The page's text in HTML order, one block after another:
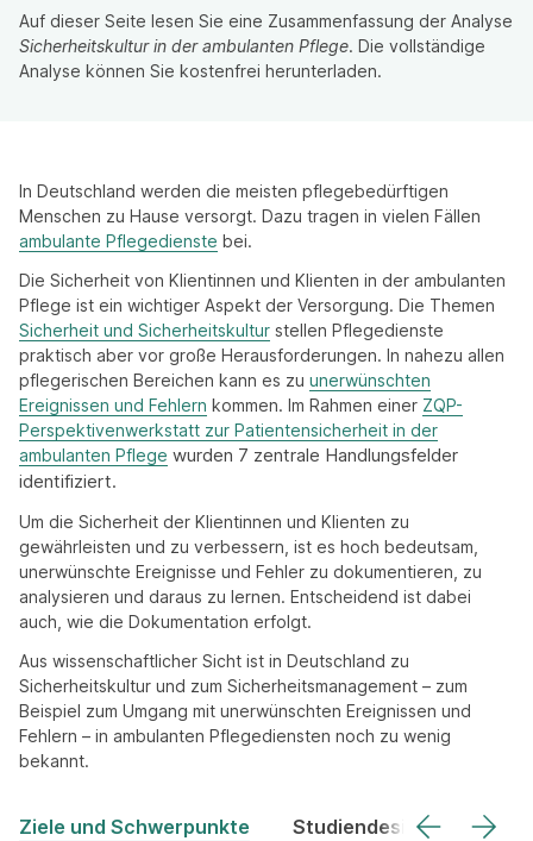
Auf dieser Seite lesen Sie eine Zusammenfassung der Analyse
Sicherheitskultur in der ambulanten Pflege. Die vollständige
Analyse können Sie kostenfrei herunterladen.
In Deutschland werden die meisten pflegebedürftigen
Menschen zu Hause versorgt. Dazu tragen in vielen Fällen
ambulante Pflegedienste bei.
Die Sicherheit von Klientinnen und Klienten in der ambulanten
Pflege ist ein wichtiger Aspekt der Versorgung. Die Themen
Sicherheit und Sicherheitskultur stellen Pflegedienste
praktisch aber vor große Herausforderungen. In nahezu allen
pflegerischen Bereichen kann es zu unerwünschten
Ereignissen und Fehlern kommen. Im Rahmen einer ZQP-
Perspektivenwerkstatt zur Patientensicherheit in der
ambulanten Pflege wurden 7 zentrale Handlungsfelder
identifiziert.
Um die Sicherheit der Klientinnen und Klienten zu
gewährleisten und zu verbessern, ist es hoch bedeutsam,
unerwünschte Ereignisse und Fehler zu dokumentieren, zu
analysieren und daraus zu lernen. Entscheidend ist dabei
auch, wie die Dokumentation erfolgt.
Aus wissenschaftlicher Sicht ist in Deutschland zu
Sicherheitskultur und zum Sicherheitsmanagement – zum
Beispiel zum Umgang mit unerwünschten Ereignissen und
Fehlern – in ambulanten Pflegediensten noch zu wenig
bekannt.
Ziele und Schwerpunkte Studiendesign